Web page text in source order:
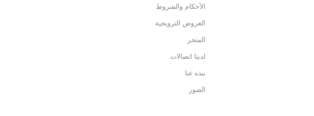
الأحكام والشروط
العروض الترويجية
المتجر
لدينا اتصالات
نبذه عنا
الصور